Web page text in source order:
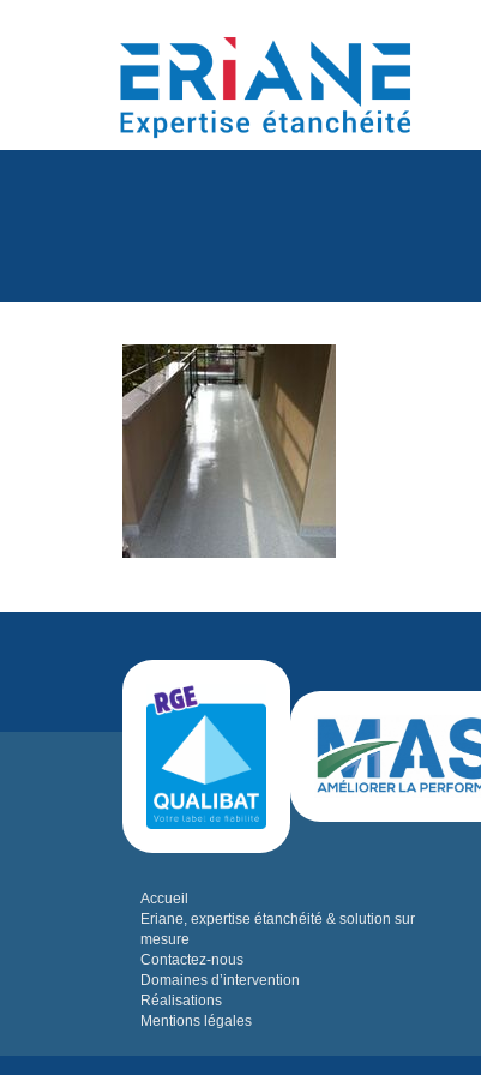
Accueil
Eriane, expertise étanchéité & solution sur
mesure
Contactez-nous
Domaines d’intervention
Réalisations
Mentions légales